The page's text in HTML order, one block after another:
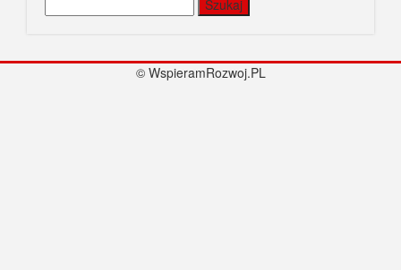
© WspieramRozwoj.PL